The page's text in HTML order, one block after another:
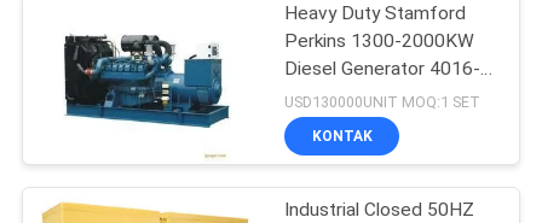
Heavy Duty Stamford
Perkins 1300-2000KW
Diesel Generator 4016-
TAG1A
USD130000UNIT MOQ:1 SET
KONTAK
Industrial Closed 50HZ